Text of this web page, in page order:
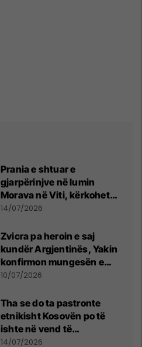
Prania e shtuar e
gjarpërinjve në lumin
Morava në Viti, kërkohet
kujdes nga qytetarët
14/07/2026
Zvicra pa heroin e saj
kundër Argjentinës, Yakin
konfirmon mungesën e
madhe
10/07/2026
Tha se do ta pastronte
etnikisht Kosovën po të
ishte në vend të
Millosheviqit, Lëvizja e
14/07/2026